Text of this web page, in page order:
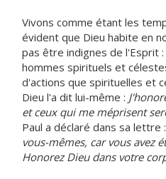
Vivons comme étant les
évident que Dieu habite en
pas être indignes de l'Esprit
hommes spirituels et
d'actions que spirituelles et
Dieu l'a dit lui-même :
et ceux qui me méprisent
Paul a déclaré dans sa lettre :
vous-mêmes, car vous avez
Honorez Dieu dans votre